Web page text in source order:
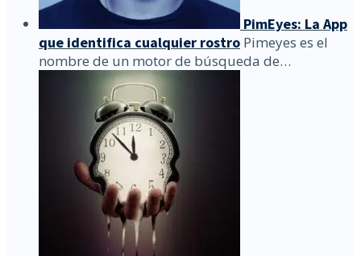
PimEyes: La App
que identifica cualquier rostro Pimeyes es el
nombre de un motor de búsqueda de…